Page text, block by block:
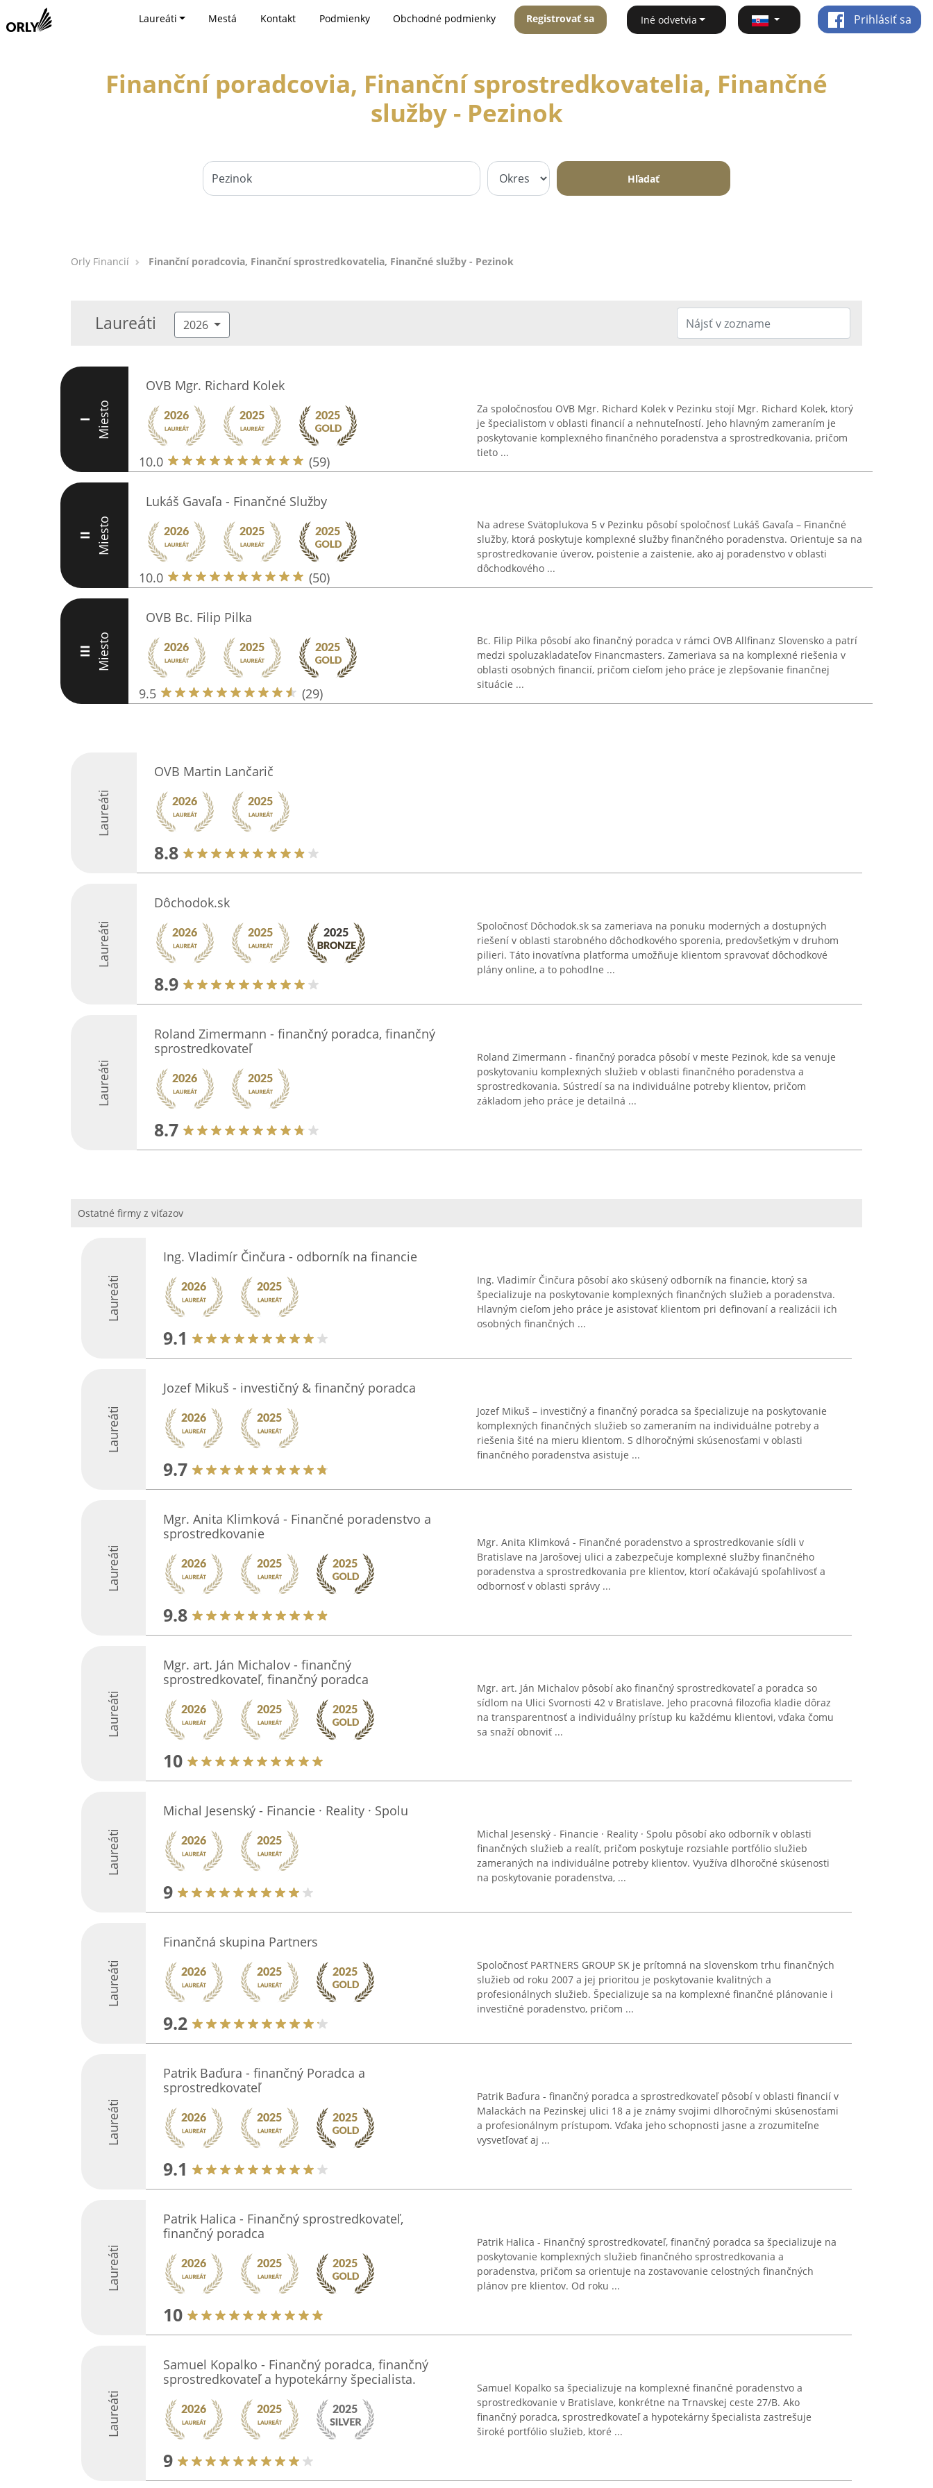
Laureáti Mestá Kontakt Podmienky Obchodné podmienky Registrovať sa Iné odvetvia Prihlásiť sa
Finanční poradcovia, Finanční sprostredkovatelia, Finančné
služby - Pezinok
Hľadať
Orly Financií Finanční poradcovia, Finanční sprostredkovatelia, Finančné služby - Pezinok
Laureáti 2026
I Miesto
OVB Mgr. Richard Kolek
10.0 (59)
Za spoločnosťou OVB Mgr. Richard Kolek v Pezinku stojí Mgr. Richard Kolek, ktorý
je špecialistom v oblasti financií a nehnuteľností. Jeho hlavným zameraním je
poskytovanie komplexného finančného poradenstva a sprostredkovania, pričom
tieto ...
II Miesto
Lukáš Gavaľa - Finančné Služby
10.0 (50)
Na adrese Svätoplukova 5 v Pezinku pôsobí spoločnosť Lukáš Gavaľa – Finančné
služby, ktorá poskytuje komplexné služby finančného poradenstva. Orientuje sa na
sprostredkovanie úverov, poistenie a zaistenie, ako aj poradenstvo v oblasti
dôchodkového ...
III Miesto
OVB Bc. Filip Pilka
9.5 (29)
Bc. Filip Pilka pôsobí ako finančný poradca v rámci OVB Allfinanz Slovensko a patrí
medzi spoluzakladateľov Financmasters. Zameriava sa na komplexné riešenia v
oblasti osobných financií, pričom cieľom jeho práce je zlepšovanie finančnej
situácie ...
Laureáti
OVB Martin Lančarič
8.8
Laureáti
Dôchodok.sk
8.9
Spoločnosť Dôchodok.sk sa zameriava na ponuku moderných a dostupných
riešení v oblasti starobného dôchodkového sporenia, predovšetkým v druhom
pilieri. Táto inovatívna platforma umožňuje klientom spravovať dôchodkové
plány online, a to pohodlne ...
Laureáti
Roland Zimermann - finančný poradca, finančný
sprostredkovateľ
8.7
Roland Zimermann - finančný poradca pôsobí v meste Pezinok, kde sa venuje
poskytovaniu komplexných služieb v oblasti finančného poradenstva a
sprostredkovania. Sústredí sa na individuálne potreby klientov, pričom
základom jeho práce je detailná ...
Ostatné firmy z viťazov
Laureáti
Ing. Vladimír Činčura - odborník na financie
9.1
Ing. Vladimír Činčura pôsobí ako skúsený odborník na financie, ktorý sa
špecializuje na poskytovanie komplexných finančných služieb a poradenstva.
Hlavným cieľom jeho práce je asistovať klientom pri definovaní a realizácii ich
osobných finančných ...
Laureáti
Jozef Mikuš - investičný & finančný poradca
9.7
Jozef Mikuš – investičný a finančný poradca sa špecializuje na poskytovanie
komplexných finančných služieb so zameraním na individuálne potreby a
riešenia šité na mieru klientom. S dlhoročnými skúsenosťami v oblasti
finančného poradenstva asistuje ...
Laureáti
Mgr. Anita Klimková - Finančné poradenstvo a
sprostredkovanie
9.8
Mgr. Anita Klimková - Finančné poradenstvo a sprostredkovanie sídli v
Bratislave na Jarošovej ulici a zabezpečuje komplexné služby finančného
poradenstva a sprostredkovania pre klientov, ktorí očakávajú spoľahlivosť a
odbornosť v oblasti správy ...
Laureáti
Mgr. art. Ján Michalov - finančný
sprostredkovateľ, finančný poradca
10
Mgr. art. Ján Michalov pôsobí ako finančný sprostredkovateľ a poradca so
sídlom na Ulici Svornosti 42 v Bratislave. Jeho pracovná filozofia kladie dôraz
na transparentnosť a individuálny prístup ku každému klientovi, vďaka čomu
sa snaží obnoviť ...
Laureáti
Michal Jesenský - Financie · Reality · Spolu
9
Michal Jesenský - Financie · Reality · Spolu pôsobí ako odborník v oblasti
finančných služieb a realít, pričom poskytuje rozsiahle portfólio služieb
zameraných na individuálne potreby klientov. Využíva dlhoročné skúsenosti
na poskytovanie poradenstva, ...
Laureáti
Finančná skupina Partners
9.2
Spoločnosť PARTNERS GROUP SK je prítomná na slovenskom trhu finančných
služieb od roku 2007 a jej prioritou je poskytovanie kvalitných a
profesionálnych služieb. Špecializuje sa na komplexné finančné plánovanie i
investičné poradenstvo, pričom ...
Laureáti
Patrik Baďura - finančný Poradca a
sprostredkovateľ
9.1
Patrik Baďura - finančný poradca a sprostredkovateľ pôsobí v oblasti financií v
Malackách na Pezinskej ulici 18 a je známy svojimi dlhoročnými skúsenosťami
a profesionálnym prístupom. Vďaka jeho schopnosti jasne a zrozumiteľne
vysvetľovať aj ...
Laureáti
Patrik Halica - Finančný sprostredkovateľ,
finančný poradca
10
Patrik Halica - Finančný sprostredkovateľ, finančný poradca sa špecializuje na
poskytovanie komplexných služieb finančného sprostredkovania a
poradenstva, pričom sa orientuje na zostavovanie celostných finančných
plánov pre klientov. Od roku ...
Laureáti
Samuel Kopalko - Finančný poradca, finančný
sprostredkovateľ a hypotekárny špecialista.
9
Samuel Kopalko sa špecializuje na komplexné finančné poradenstvo a
sprostredkovanie v Bratislave, konkrétne na Trnavskej ceste 27/B. Ako
finančný poradca, sprostredkovateľ a hypotekárny špecialista zastrešuje
široké portfólio služieb, ktoré ...